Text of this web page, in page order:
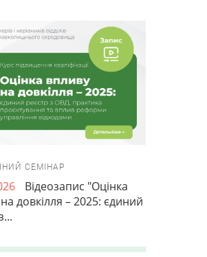
СЕМІНАР
Відеозапис "Оцінка
довкілля – 2025: єдиний